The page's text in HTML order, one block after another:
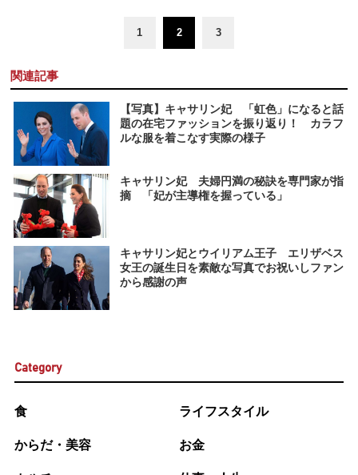
1 2 3
関連記事
【写真】キャサリン妃 「虹色」になると話
題の在宅ファッションを振り返り！ カラフ
ルな服を着こなす実際の様子
キャサリン妃 夫婦円満の秘訣を専門家が指
摘 「妃が主導権を握っている」
キャサリン妃とウイリアム王子 エリザベス
女王の誕生日を素敵な写真でお祝いしファン
から感謝の声
Category
食 ライフスタイル
からだ・美容 お金